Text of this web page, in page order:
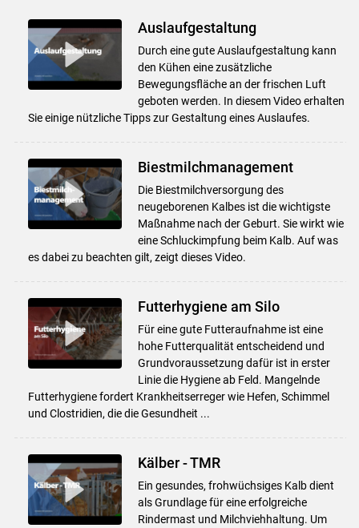
Auslaufgestaltung
Durch eine gute Auslaufgestaltung kann
den Kühen eine zusätzliche
Bewegungsfläche an der frischen Luft
geboten werden. In diesem Video erhalten
Sie einige nützliche Tipps zur Gestaltung eines Auslaufes.
Biestmilchmanagement
Die Biestmilchversorgung des
neugeborenen Kalbes ist die wichtigste
Maßnahme nach der Geburt. Sie wirkt wie
eine Schluckimpfung beim Kalb. Auf was
es dabei zu beachten gilt, zeigt dieses Video.
Futterhygiene am Silo
Für eine gute Futteraufnahme ist eine
hohe Futterqualität entscheidend und
Grundvoraussetzung dafür ist in erster
Linie die Hygiene ab Feld. Mangelnde
Futterhygiene fordert Krankheitserreger wie Hefen, Schimmel
und Clostridien, die die Gesundheit ...
Kälber - TMR
Ein gesundes, frohwüchsiges Kalb dient
als Grundlage für eine erfolgreiche
Rindermast und Milchviehhaltung. Um